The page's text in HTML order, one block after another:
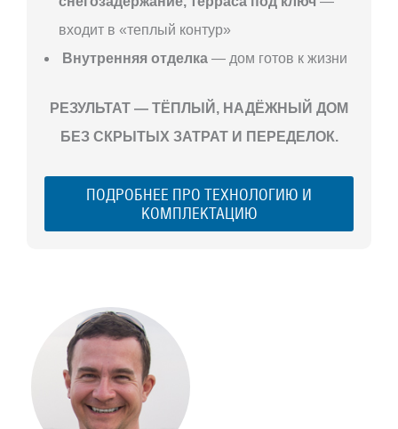
входит в «теплый контур»
Внутренняя отделка — дом готов к жизни
РЕЗУЛЬТАТ — ТЁПЛЫЙ, НАДЁЖНЫЙ ДОМ
БЕЗ СКРЫТЫХ ЗАТРАТ И ПЕРЕДЕЛОК.
ПОДРОБНЕЕ ПРО ТЕХНОЛОГИЮ И
КОМПЛЕКТАЦИЮ